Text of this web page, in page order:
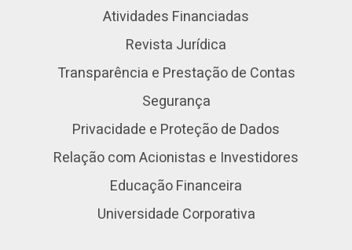
Atividades Financiadas
Revista Jurídica
Transparência e Prestação de Contas
Segurança
Privacidade e Proteção de Dados
Relação com Acionistas e Investidores
Educação Financeira
Universidade Corporativa